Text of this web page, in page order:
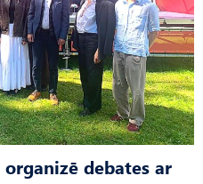
debates ar